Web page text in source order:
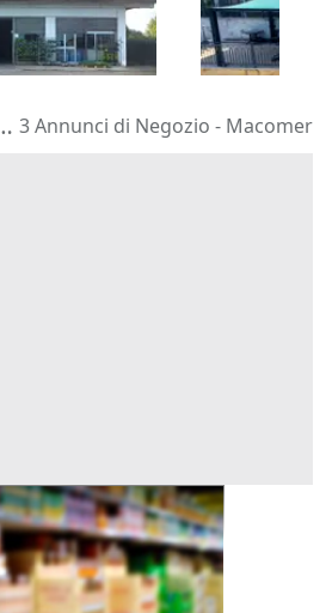
Iglesiente) Fiumicino
22/09/2026
Macomer 3 Annunci di Negozio - Macomer